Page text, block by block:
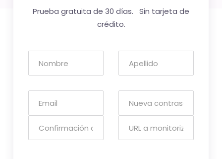
Prueba gratuita de 30 días. Sin tarjeta de
crédito.